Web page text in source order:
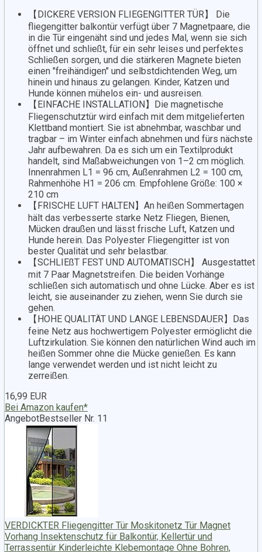
【DICKERE VERSION FLIEGENGITTER TÜR】 Die
fliegengitter balkontür verfügt über 7 Magnetpaare, die
in die Tür eingenäht sind und jedes Mal, wenn sie sich
öffnet und schließt, für ein sehr leises und perfektes
Schließen sorgen, und die stärkeren Magnete bieten
einen "freihändigen" und selbstdichtenden Weg, um
hinein und hinaus zu gelangen. Kinder, Katzen und
Hunde können mühelos ein- und ausreisen.
【EINFACHE INSTALLATION】Die magnetische
Fliegenschutztür wird einfach mit dem mitgelieferten
Klettband montiert. Sie ist abnehmbar, waschbar und
tragbar – im Winter einfach abnehmen und fürs nächste
Jahr aufbewahren. Da es sich um ein Textilprodukt
handelt, sind Maßabweichungen von 1–2 cm möglich.
Innenrahmen L1 = 96 cm, Außenrahmen L2 = 100 cm,
Rahmenhöhe H1 = 206 cm. Empfohlene Größe: 100 ×
210 cm
【FRISCHE LUFT HALTEN】An heißen Sommertagen
hält das verbesserte starke Netz Fliegen, Bienen,
Mücken draußen und lässt frische Luft, Katzen und
Hunde herein. Das Polyester Fliegengitter ist von
bester Qualität und sehr belastbar.
【SCHLIEßT FEST UND AUTOMATISCH】 Ausgestattet
mit 7 Paar Magnetstreifen. Die beiden Vorhänge
schließen sich automatisch und ohne Lücke. Aber es ist
leicht, sie auseinander zu ziehen, wenn Sie durch sie
gehen.
【HOHE QUALITÄT UND LANGE LEBENSDAUER】Das
feine Netz aus hochwertigem Polyester ermöglicht die
Luftzirkulation. Sie können den natürlichen Wind auch im
heißen Sommer ohne die Mücke genießen. Es kann
lange verwendet werden und ist nicht leicht zu
zerreißen.
16,99 EUR
Bei Amazon kaufen*
AngebotBestseller Nr. 11
VERDICKTER Fliegengitter Tür Moskitonetz Tür Magnet
Vorhang Insektenschutz für Balkontür, Kellertür und
Terrassentür Kinderleichte Klebemontage Ohne Bohren,